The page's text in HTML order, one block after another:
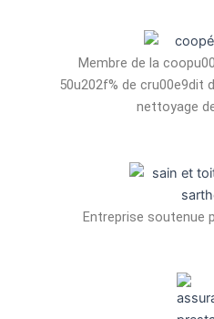
Membre de la
50u202f% de cru00e9dit
nettoyage
Entreprise soutenue